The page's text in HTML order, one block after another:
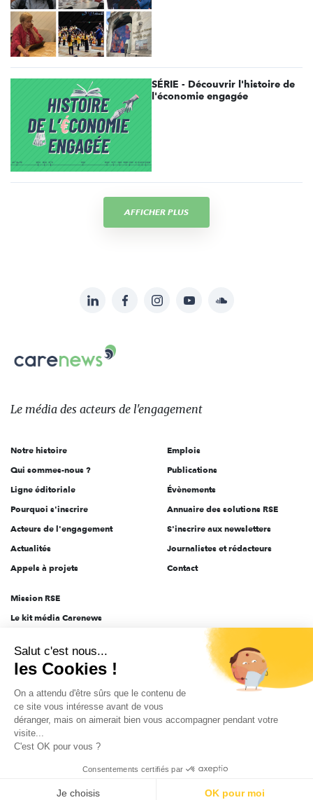
SÉRIE - Découvrir l'histoire de
l'économie engagée
AFFICHER PLUS
sur:
LinkedInFacebookInstagramYouTubeSoundcloud
Le
des
l'engagement
Le média des acteurs de l'engagement
Notre histoire
Qui sommes-nous ?
Ligne éditoriale
Pourquoi s'inscrire
Acteurs de l'engagement
Actualités
Appels à projets
Emplois
Publications
Évènements
Annuaire des solutions RSE
S'inscrire aux newsletters
Journalistes et rédacteurs
Contact
Mission RSE
Le kit média Carenews
AEF info
Novethic
PRODURABLE
Inclusiv Day
Données personnelles Mentions légales 2025-2026 Tout droits réservés
Salut c'est nous...
les Cookies !
On a attendu d'être sûrs que le contenu de
ce site vous intéresse avant de vous
déranger, mais on aimerait bien vous accompagner pendant votre
visite...
C'est OK pour vous ?
Consentements certifiés par
Je choisis OK pour moi